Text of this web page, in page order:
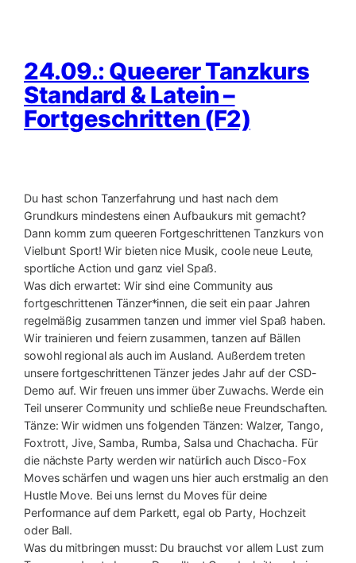
24.09.: Queerer Tanzkurs
Standard & Latein –
Fortgeschritten (F2)
Du hast schon Tanzerfahrung und hast nach dem
Grundkurs mindestens einen Aufbaukurs mit gemacht?
Dann komm zum queeren Fortgeschrittenen Tanzkurs von
Vielbunt Sport! Wir bieten nice Musik, coole neue Leute,
sportliche Action und ganz viel Spaß.
Was dich erwartet: Wir sind eine Community aus
fortgeschrittenen Tänzer*innen, die seit ein paar Jahren
regelmäßig zusammen tanzen und immer viel Spaß haben.
Wir trainieren und feiern zusammen, tanzen auf Bällen
sowohl regional als auch im Ausland. Außerdem treten
unsere fortgeschrittenen Tänzer jedes Jahr auf der CSD-
Demo auf. Wir freuen uns immer über Zuwachs. Werde ein
Teil unserer Community und schließe neue Freundschaften.
Tänze: Wir widmen uns folgenden Tänzen: Walzer, Tango,
Foxtrott, Jive, Samba, Rumba, Salsa und Chachacha. Für
die nächste Party werden wir natürlich auch Disco-Fox
Moves schärfen und wagen uns hier auch erstmalig an den
Hustle Move. Bei uns lernst du Moves für deine
Performance auf dem Parkett, egal ob Party, Hochzeit
oder Ball.
Was du mitbringen musst: Du brauchst vor allem Lust zum